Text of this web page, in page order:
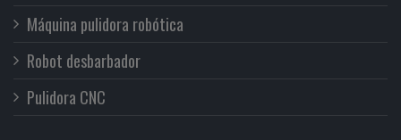
Máquina pulidora robótica
Robot desbarbador
Pulidora CNC